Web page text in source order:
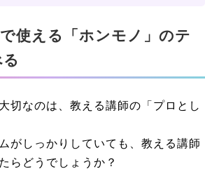
使える「ホンモノ」のテ
切なのは、教える講師の「プロとし
がしっかりしていても、教える講師
らどうでしょうか？